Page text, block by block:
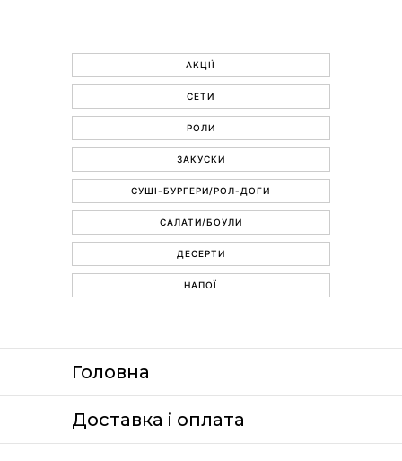
АКЦІЇ
СЕТИ
РОЛИ
ЗАКУСКИ
СУШІ-БУРГЕРИ/РОЛ-ДОГИ
САЛАТИ/БОУЛИ
ДЕСЕРТИ
НАПОЇ
Головна
Доставка i оплата